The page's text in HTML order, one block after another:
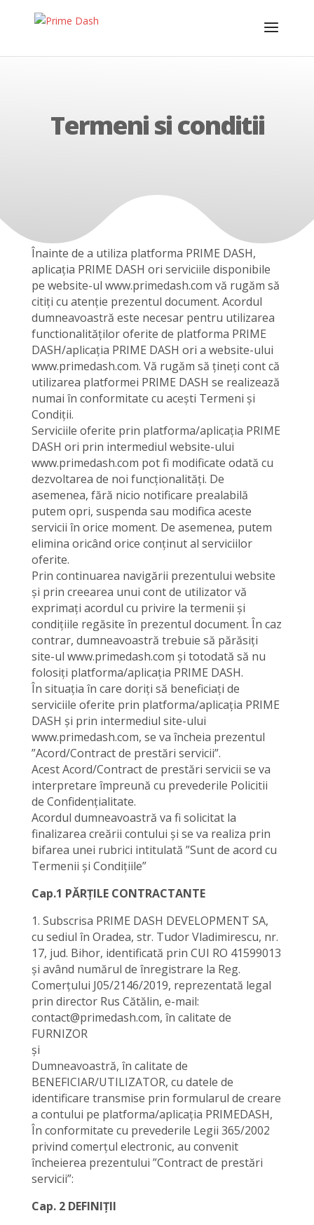
Termeni si conditii
Înainte de a utiliza platforma PRIME DASH,
aplicația PRIME DASH ori serviciile disponibile
pe website-ul www.primedash.com vă rugăm să
citiți cu atenție prezentul document. Acordul
dumneavoastră este necesar pentru utilizarea
functionalităților oferite de platforma PRIME
DASH/aplicația PRIME DASH ori a website-ului
www.primedash.com. Vă rugăm să țineți cont că
utilizarea platformei PRIME DASH se realizează
numai în conformitate cu acești Termeni și
Condiții.
Serviciile oferite prin platforma/aplicația PRIME
DASH ori prin intermediul website-ului
www.primedash.com pot fi modificate odată cu
dezvoltarea de noi funcționalități. De
asemenea, fără nicio notificare prealabilă
putem opri, suspenda sau modifica aceste
servicii în orice moment. De asemenea, putem
elimina oricând orice conținut al serviciilor
oferite.
Prin continuarea navigării prezentului website
și prin creearea unui cont de utilizator vă
exprimați acordul cu privire la termenii și
condițiile regăsite în prezentul document. În caz
contrar, dumneavoastră trebuie să părăsiți
site-ul www.primedash.com și totodată să nu
folosiți platforma/aplicația PRIME DASH.
În situația în care doriți să beneficiați de
serviciile oferite prin platforma/aplicația PRIME
DASH și prin intermediul site-ului
www.primedash.com, se va încheia prezentul
”Acord/Contract de prestări servicii”.
Acest Acord/Contract de prestări servicii se va
interpretare împreună cu prevederile Policitii
de Confidențialitate.
Acordul dumneavoastră va fi solicitat la
finalizarea creării contului și se va realiza prin
bifarea unei rubrici intitulată ”Sunt de acord cu
Termenii și Condițiile”
Cap.1 PĂRȚILE CONTRACTANTE
1. Subscrisa PRIME DASH DEVELOPMENT SA,
cu sediul în Oradea, str. Tudor Vladimirescu, nr.
17, jud. Bihor, identificată prin CUI RO 41599013
și având numărul de înregistrare la Reg.
Comerțului J05/2146/2019, reprezentată legal
prin director Rus Cătălin, e-mail:
contact@primedash.com, în calitate de
FURNIZOR
și
Dumneavoastră, în calitate de
BENEFICIAR/UTILIZATOR, cu datele de
identificare transmise prin formularul de creare
a contului pe platforma/aplicația PRIMEDASH,
În conformitate cu prevederile Legii 365/2002
privind comerțul electronic, au convenit
încheierea prezentului ”Contract de prestări
servicii”:
Cap. 2 DEFINIȚII